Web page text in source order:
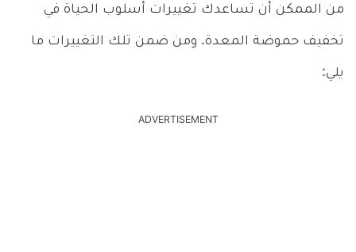
من الممكن أن تساعدك تغييرات أسلوب الحياة في
تخفيف حموضة المعدة. ومن ضمن تلك التغييرات ما
يلي:
ADVERTISEMENT